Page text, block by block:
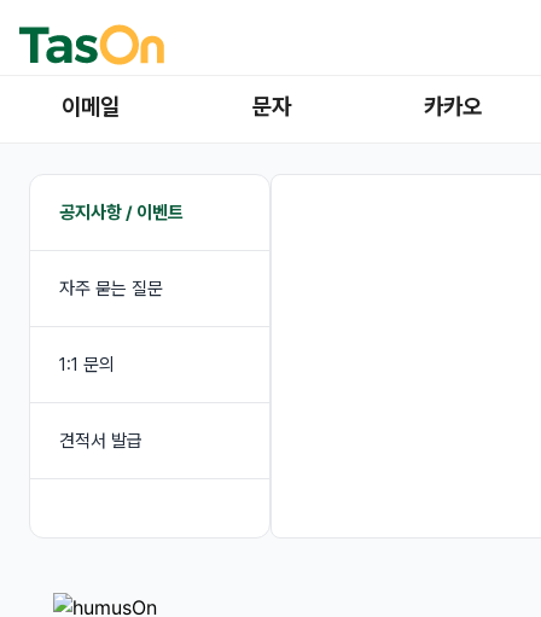
이메일 문자 카카오
공지사항 / 이벤트
자주 묻는 질문
1:1 문의
견적서 발급